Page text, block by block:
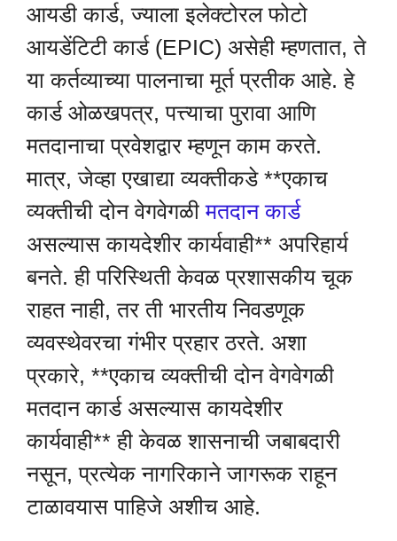
आयडी कार्ड, ज्याला इलेक्टोरल फोटो
आयडेंटिटी कार्ड (EPIC) असेही म्हणतात, ते
या कर्तव्याच्या पालनाचा मूर्त प्रतीक आहे. हे
कार्ड ओळखपत्र, पत्त्याचा पुरावा आणि
मतदानाचा प्रवेशद्वार म्हणून काम करते.
मात्र, जेव्हा एखाद्या व्यक्तीकडे **एकाच
व्यक्तीची दोन वेगवेगळीमतदान कार्ड
असल्यास कायदेशीर कार्यवाही** अपरिहार्य
बनते. ही परिस्थिती केवळ प्रशासकीय चूक
राहत नाही, तर ती भारतीय निवडणूक
व्यवस्थेवरचा गंभीर प्रहार ठरते. अशा
प्रकारे, **एकाच व्यक्तीची दोन वेगवेगळी
मतदान कार्ड असल्यास कायदेशीर
कार्यवाही** ही केवळ शासनाची जबाबदारी
नसून, प्रत्येक नागरिकाने जागरूक राहून
टाळावयास पाहिजे अशीच आहे.